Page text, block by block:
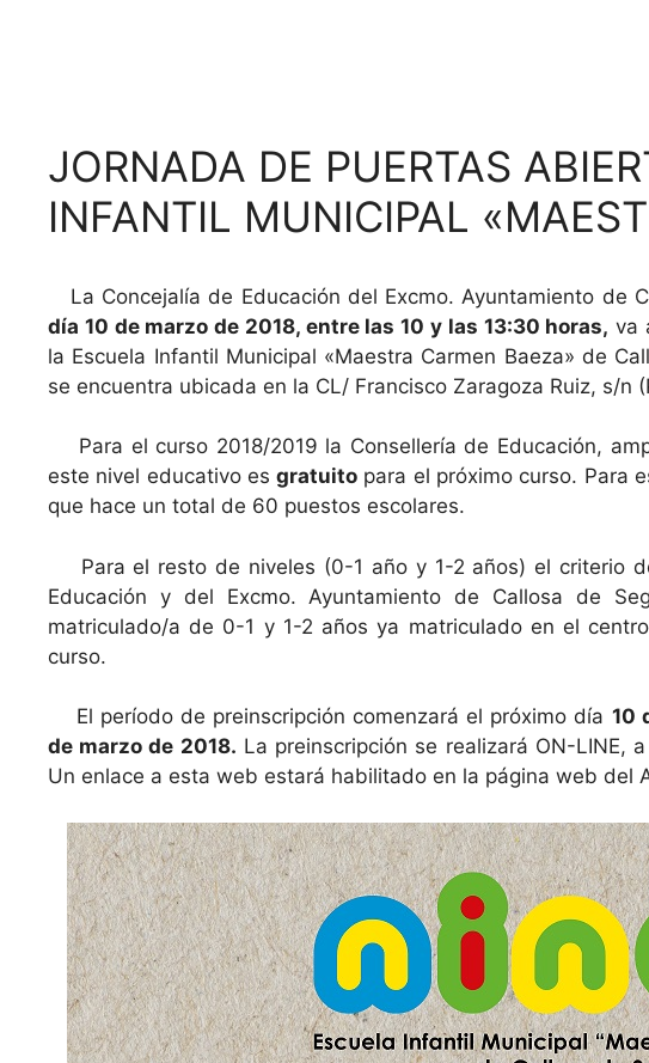
JORNADA DE PUERTAS
INFANTIL MUNICIPAL
La Concejalía de Educación del Excmo. Ayuntamiento de
día 10 de marzo de 2018, entre las 10 y las 13:30 horas, va
la Escuela Infantil Municipal «Maestra Carmen Baeza» de
se encuentra ubicada en la CL/ Francisco Zaragoza Ruiz, s/n
Para el curso 2018/2019 la Consellería de Educación,
este nivel educativo esgratuito para el próximo curso. Para
que hace un total de 60 puestos escolares.
Para el resto de niveles (0-1 año y 1-2 años) el criterio
Educación y del Excmo. Ayuntamiento de Callosa de
matriculado/a de 0-1 y 1-2 años ya matriculado en el
curso.
El período de preinscripción comenzará el próximo día 10
de marzo de 2018. La preinscripción se realizará ON-LINE,
Un enlace a esta web estará habilitado en la página web del